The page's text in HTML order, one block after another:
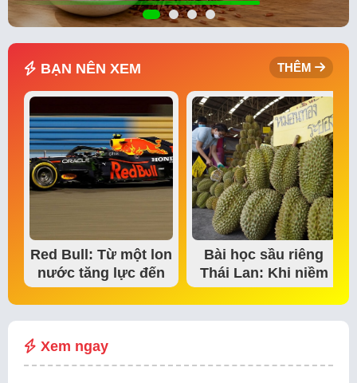
BẠN NÊN XEM THÊM
Red Bull: Từ một lon
nước tăng lực đến
đế chế thể…
Bài học sầu riêng
Thái Lan: Khi niềm
tin thị trường bắt…
Xem ngay